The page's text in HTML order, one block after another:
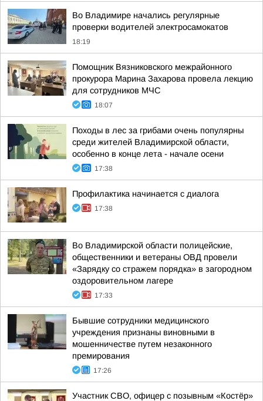
Во Владимире начались регулярные
проверки водителей электросамокатов
18:19
Помощник Вязниковского межрайонного
прокурора Марина Захарова провела лекцию
для сотрудников МЧС
18:07
Походы в лес за грибами очень популярны
среди жителей Владимирской области,
особенно в конце лета - начале осени
17:38
Профилактика начинается с диалога
17:38
Во Владимирской области полицейские,
общественники и ветераны ОВД провели
«Зарядку со стражем порядка» в загородном
оздоровительном лагере
17:33
Бывшие сотрудники медицинского
учреждения признаны виновными в
мошенничестве путем незаконного
премирования
17:26
Участник СВО, офицер с позывным «Костёр»